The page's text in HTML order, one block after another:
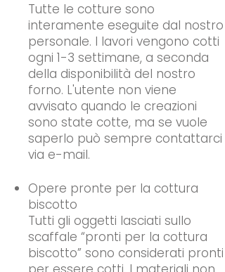
Tutte le cotture sono
interamente eseguite dal nostro
personale. I lavori vengono cotti
ogni 1-3 settimane, a seconda
della disponibilità del nostro
forno. L'utente non viene
avvisato quando le creazioni
sono state cotte, ma se vuole
saperlo può sempre contattarci
via e-mail.
Opere pronte per la cottura
biscotto
Tutti gli oggetti lasciati sullo
scaffale “pronti per la cottura
biscotto” sono considerati pronti